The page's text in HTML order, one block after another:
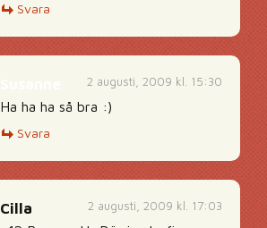
Svara
2 augusti, 2009 kl. 15:30
Ha ha ha så bra :)
Svara
2 augusti, 2009 kl. 17:03
Cilla